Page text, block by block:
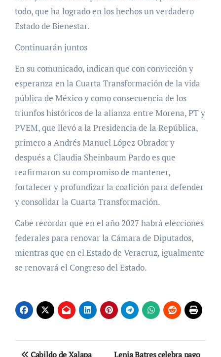
todo, que ha logrado en los hechos un verdadero
Estado de Bienestar.
Continuarán juntos
En su comunicado, indican que con convicción y
esperanza en la Cuarta Transformación de la vida
pública de México y como consecuencia de los
triunfos históricos de la alianza entre Morena, PT y
PVEM, que llevó a la Presidencia de la República,
primero a Andrés Manuel López Obrador y
después a Claudia Sheinbaum Pardo es que
reafirmaron su compromiso de mantener,
fortalecer y profundizar la coalición para defender
y consolidar la Cuarta Transformación.
Cabe recordar que en el año 2027 habrá elecciones
federales para renovar la Cámara de Diputados,
mientras que en el Estado de Veracruz, igualmente
se renovará el Congreso del Estado.
Navegación
Cabildo de Xalapa Lenia Batres celebra pago